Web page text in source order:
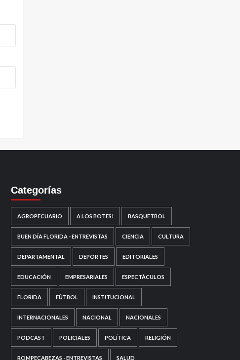
Categorías
AGROPECUARIO A LOS BOTES! BASQUETBOL
BUEN DÍA FLORIDA - ENTREVISTAS CIENCIA CULTURA
DEPARTAMENTAL DEPORTES EDITORIALES
EDUCACIÓN EMPRESARIALES ESPECTÁCULOS
FLORIDA FÚTBOL INSTITUCIONAL
INTERNACIONALES NACIONAL NACIONALES
PODCAST POLICIALES POLÍTICA RELIGIÓN
ROMPECABEZAS - ENTREVISTAS SALUD